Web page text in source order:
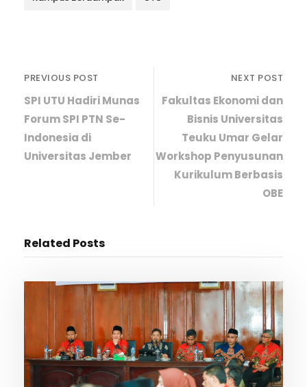
PREVIOUS POST
SPI UTU Hadiri Munas
Forum SPI PTN Se-
Indonesia di
Universitas Jember
NEXT POST
Fakultas Ekonomi dan
Bisnis Universitas
Teuku Umar Gelar
Workshop Penyusunan
Kurikulum Berbasis
OBE
Related Posts